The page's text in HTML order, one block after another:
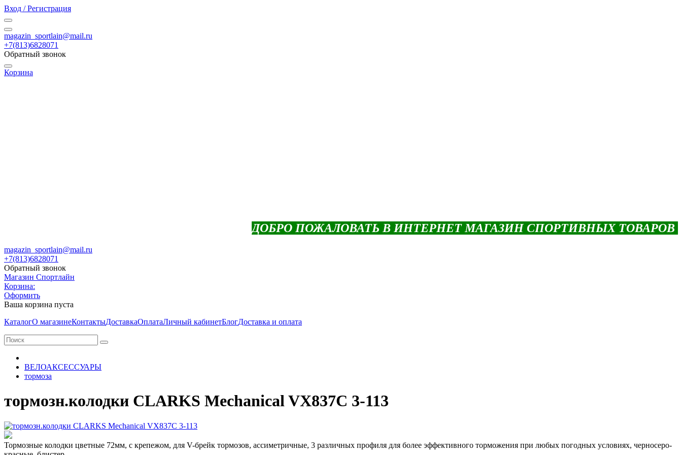
Вход / Регистрация
magazin_sportlain@mail.ru
+7(813)6828071
Обратный звонок
Корзина
ДОБРО ПОЖАЛОВАТЬ В ИНТЕРНЕТ МАГАЗИН СПОРТИВНЫХ ТОВАРОВ
magazin_sportlain@mail.ru
+7(813)6828071
Обратный звонок
Магазин Спортлайн
Корзина:
Оформить
Ваша корзина пуста
КаталогО магазинеКонтактыДоставкаОплатаЛичный кабинетБлогДоставка и оплата
ВЕЛОАКСЕССУАРЫ
тормоза
тормозн.колодки CLARKS Mechanical VX837C 3-113
Тормозные колодки цветные 72мм, c крепежом, для V-брейк тормозов, ассиметричные, 3 различных профиля для более эффективного торможения при любых погодных условиях, черносеро-